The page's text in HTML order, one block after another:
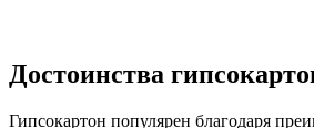
Достоинства
Гипсокартон популярен благодаря